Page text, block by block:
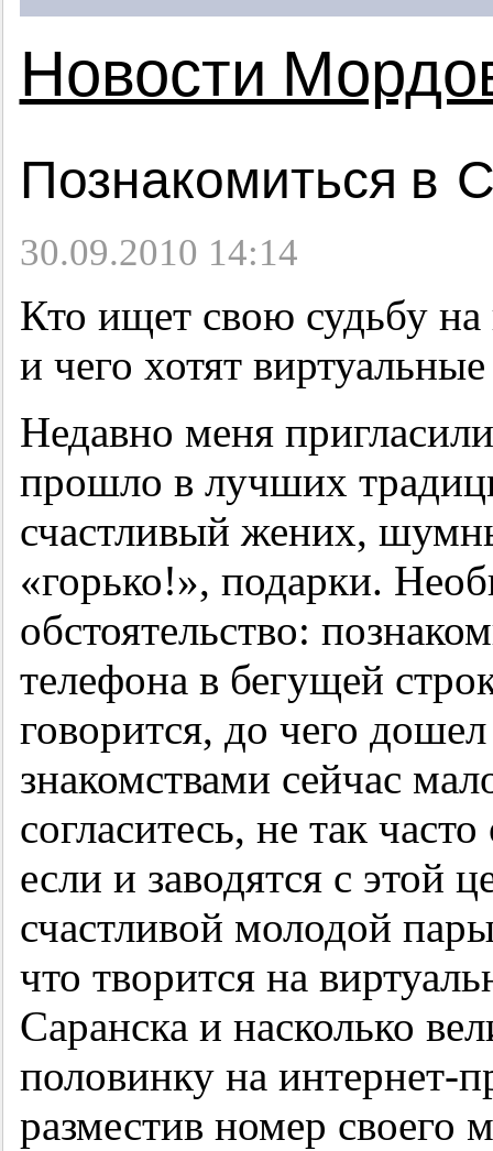
Новости
Познакомиться в
30.09.2010 14:14
Кто ищет свою судьбу на
и чего хотят
Недавно меня
прошло в лучших
счастливый жених,
«горько!», подарки.
обстоятельство:
телефона в бегущей
говорится, до чего
знакомствами сейчас
согласитесь, не так
если и заводятся с этой
счастливой молодой
что творится на
Саранска и насколько
половинку на интернет-
разместив номер своего